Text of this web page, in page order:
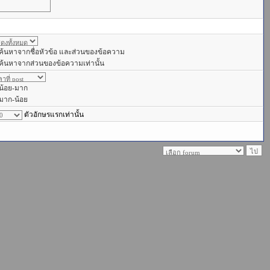
นหาจากชื่อหัวข้อ และส่วนของข้อความ
นหาจากส่วนของข้อความเท่านั้น
อย-มาก
าก-น้อย
ตัวอักษรแรกเท่านั้น